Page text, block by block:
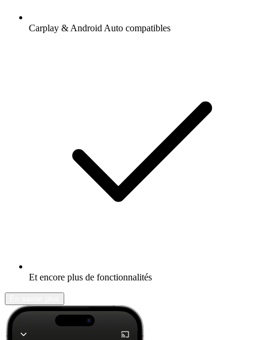
Carplay & Android Auto compatibles
Et encore plus de fonctionnalités